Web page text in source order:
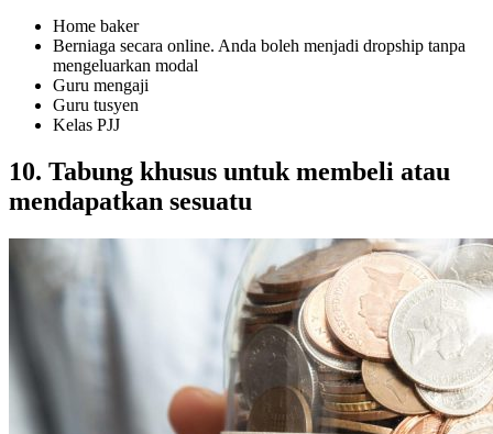
Home baker
Berniaga secara online. Anda boleh menjadi dropship tanpa
mengeluarkan modal
Guru mengaji
Guru tusyen
Kelas PJJ
10. Tabung khusus untuk membeli atau
mendapatkan sesuatu